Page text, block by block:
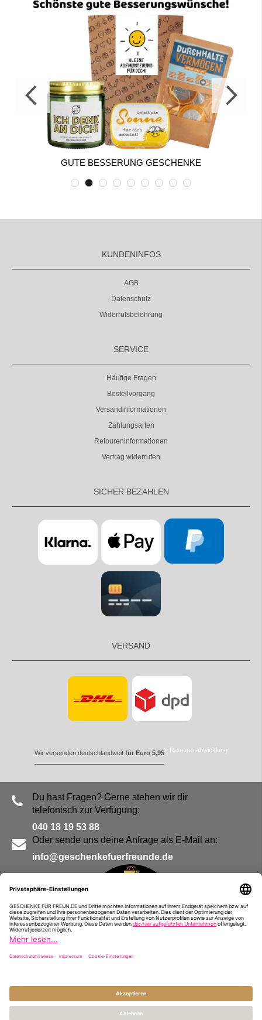
GUTE BESSERUNG GESCHENKE
KUNDENINFOS
AGB
Datenschutz
Widerrufsbelehrung
SERVICE
Häufige Fragen
Bestellvorgang
Versandinformationen
Zahlungsarten
Retoureninformationen
Vertrag widerrufen
SICHER BEZAHLEN
VERSAND
Wir versenden deutschlandweit für Euro 5,95 Retourenabwicklung
Du hast Fragen? Gerne stehen wir dir
telefonisch zur Verfügung:
040 18 19 53 88
Oder sende uns deine Anfrage als E-Mail an:
info@geschenkefuerfreunde.de
Impressum